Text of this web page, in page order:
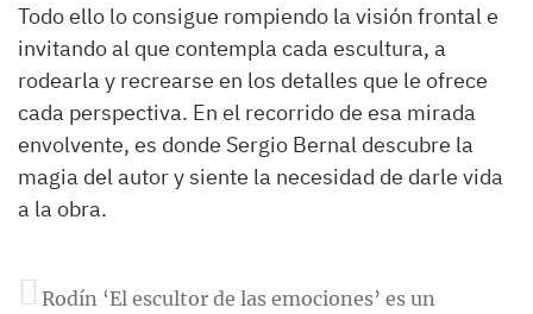
Todo ello lo consigue rompiendo la visión frontal e
invitando al que contempla cada escultura, a
rodearla y recrearse en los detalles que le ofrece
cada perspectiva. En el recorrido de esa mirada
envolvente, es donde Sergio Bernal descubre la
magia del autor y siente la necesidad de darle vida
a la obra.
Rodín ‘El escultor de las emociones’ es un